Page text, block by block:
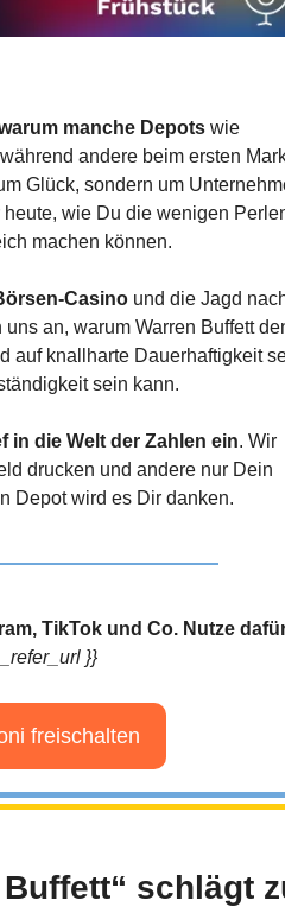
manche Depots wie
andere beim ersten
Glück, sondern um
wie Du die wenigen
machen können.
Casino und die Jagd
an, warum Warren Buffett
auf knallharte Dauerhaftigkeit
sein kann.
in die Welt der Zahlen ein. Wir
drucken und andere nur Dein
Depot wird es Dir danken.
TikTok und Co. Nutze
}}
freischalten
schlägt